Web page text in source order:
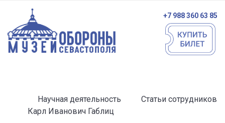
+7 988 360 63 85
Научная деятельность
Статьи сотрудников
Карл Иванович Габлиц